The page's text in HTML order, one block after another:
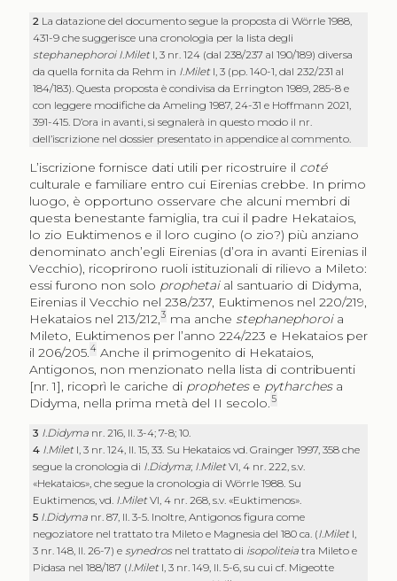
2 La datazione del documento segue la proposta di Wörrle 1988,
431-9 che suggerisce una cronologia per la lista degli
stephanephoroi I.MiletI, 3 nr. 124 (dal 238/237 al 190/189) diversa
da quella fornita da Rehm in I.MiletI, 3 (pp. 140-1, dal 232/231 al
184/183). Questa proposta è condivisa da Errington 1989, 285-8 e
con leggere modifiche da Ameling 1987, 24-31 e Hoffmann 2021,
391-415. D’ora in avanti, si segnalerà in questo modo il nr.
dell’iscrizione nel dossier presentato in appendice al commento.
L’iscrizione fornisce dati utili per ricostruire il coté
culturale e familiare entro cui Eirenias crebbe. In primo
luogo, è opportuno osservare che alcuni membri di
questa benestante famiglia, tra cui il padre Hekataios,
lo zio Euktimenos e il loro cugino (o zio?) più anziano
denominato anch’egli Eirenias (d’ora in avanti Eirenias il
Vecchio), ricoprirono ruoli istituzionali di rilievo a Mileto:
essi furono non solo prophetai al santuario di Didyma,
Eirenias il Vecchio nel 238/237, Euktimenos nel 220/219,
Hekataios nel 213/212,3 ma anche stephanephoroia
Mileto, Euktimenos per l’anno 224/223 e Hekataios per
il 206/205.4Anche il primogenito di Hekataios,
Antigonos, non menzionato nella lista di contribuenti
[nr. 1], ricoprì le cariche di prophetes e pytharches a
Didyma, nella prima metà del II secolo.5
3 I.Didyma nr. 216, ll. 3-4; 7-8; 10.
4 I.MiletI, 3 nr. 124, ll. 15, 33. Su Hekataios vd. Grainger 1997, 358 che
segue la cronologia di I.Didyma; I.MiletVI, 4 nr. 222, s.v.
«Hekataios», che segue la cronologia di Wörrle 1988. Su
Euktimenos, vd. I.MiletVI, 4 nr. 268, s.v. «Euktimenos».
5 I.Didyma nr. 87, ll. 3-5. Inoltre, Antigonos figura come
negoziatore nel trattato tra Mileto e Magnesia del 180 ca. (I.MiletI,
3 nr. 148, ll. 26-7) e synedrosnel trattato di isopoliteiatra Mileto e
Pidasa nel 188/187 (I.MiletI, 3 nr. 149, ll. 5-6, su cui cf. Migeotte